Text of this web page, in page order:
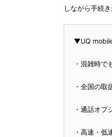
しながら手続き
▼UQ
・混雑時で
・全国の
・通話オプ
・高速・